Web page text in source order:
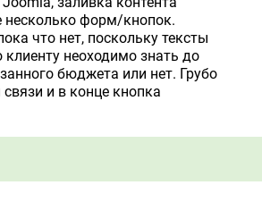
несколько форм/кнопок.
что нет, поскольку тексты
неоходимо знать до
бюджета или нет. Грубо
и в конце кнопка